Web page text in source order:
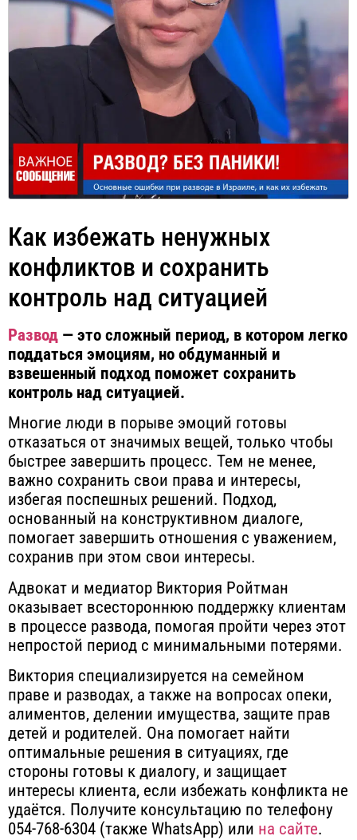
Как избежать ненужных
конфликтов и сохранить
контроль над ситуацией
Развод — это сложный период, в котором легко
поддаться эмоциям, но обдуманный и
взвешенный подход поможет сохранить
контроль над ситуацией.
Многие люди в порыве эмоций готовы
отказаться от значимых вещей, только чтобы
быстрее завершить процесс. Тем не менее,
важно сохранить свои права и интересы,
избегая поспешных решений. Подход,
основанный на конструктивном диалоге,
помогает завершить отношения с уважением,
сохранив при этом свои интересы.
Адвокат и медиатор Виктория Ройтман
оказывает всестороннюю поддержку клиентам
в процессе развода, помогая пройти через этот
непростой период с минимальными потерями.
Виктория специализируется на семейном
праве и разводах, а также на вопросах опеки,
алиментов, делении имущества, защите прав
детей и родителей. Она помогает найти
оптимальные решения в ситуациях, где
стороны готовы к диалогу, и защищает
интересы клиента, если избежать конфликта не
удаётся. Получите консультацию по телефону
054-768-6304 (также WhatsApp) или на сайте.